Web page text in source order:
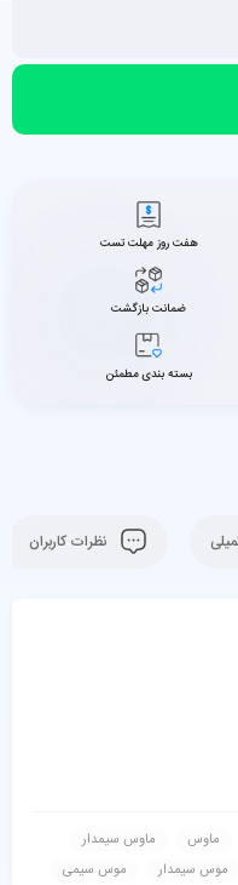
هفت روز مهلت تست
ضمانت بازگشت
بسته بندی مطمئن
نظرات کاربران
ماوس
ماوس سیمدار
موس سیمدار موس سیمی